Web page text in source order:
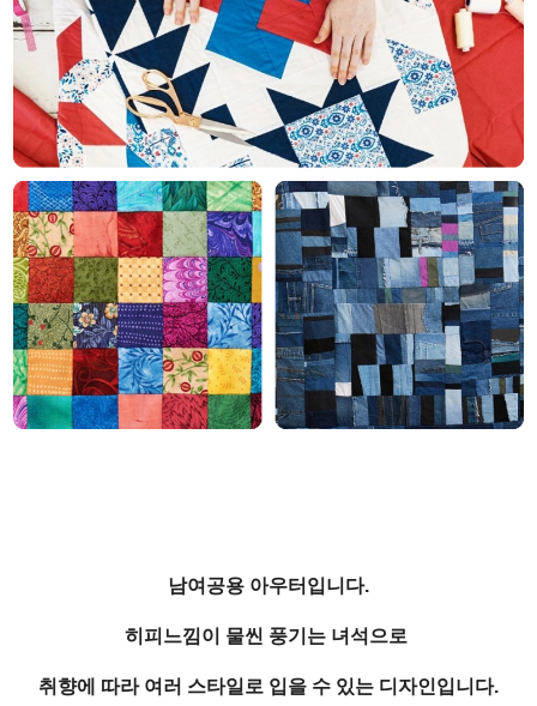
남여공용 아우터입니다.
히피느낌이 물씬 풍기는 녀석으로
취향에 따라 여러 스타일로 입을 수 있는 디자인입니다.